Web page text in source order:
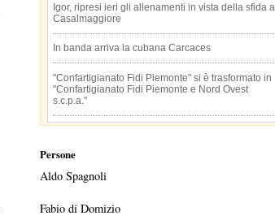
Igor, ripresi ieri gli allenamenti in vista della sfida a
Casalmaggiore
In banda arriva la cubana Carcaces
"Confartigianato Fidi Piemonte" si è trasformato in
"Confartigianato Fidi Piemonte e Nord Ovest
s.c.p.a."
Persone
Aldo Spagnoli
Fabio di Domizio